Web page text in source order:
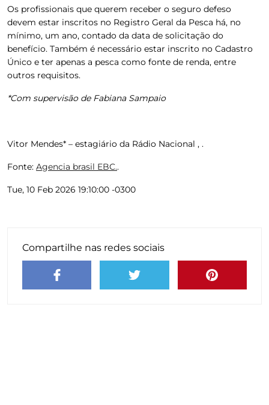
Os profissionais que querem receber o seguro defeso
devem estar inscritos no Registro Geral da Pesca há, no
mínimo, um ano, contado da data de solicitação do
benefício. Também é necessário estar inscrito no Cadastro
Único e ter apenas a pesca como fonte de renda, entre
outros requisitos.
*Com supervisão de Fabiana Sampaio
Vitor Mendes* – estagiário da Rádio Nacional , .
Fonte: Agencia brasil EBC..
Tue, 10 Feb 2026 19:10:00 -0300
Compartilhe nas redes sociais